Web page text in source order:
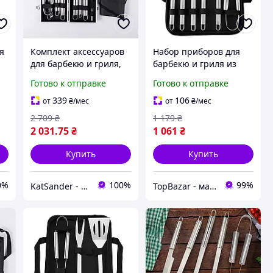
Комплект аксессуаров
для барбекю и гриля,
размером 42х14х75 см
LUGI HP-21-3
Готово к отправке
от339 ₴/мес
2 031.75 ₴
2 709 ₴
Купить
KatSander - товары для уюта и комфорта 100%
Набор приборов для
барбекю и гриля из
предметов
нержавеющая сталь
Аксессуары для гриля и
барбекю
Готово к отправке
от 106₴/мес
1 061 ₴
1 179 ₴
Купить
TopBazar - маркетплейс полезных товаров 99%